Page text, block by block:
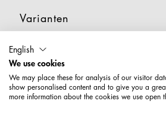
Varianten
Artikelnummer
2117120000117 0,000
English
We use cookies
We may place these for analysis of our visitor
show personalised content and to give you a
more information about the cookies we use open